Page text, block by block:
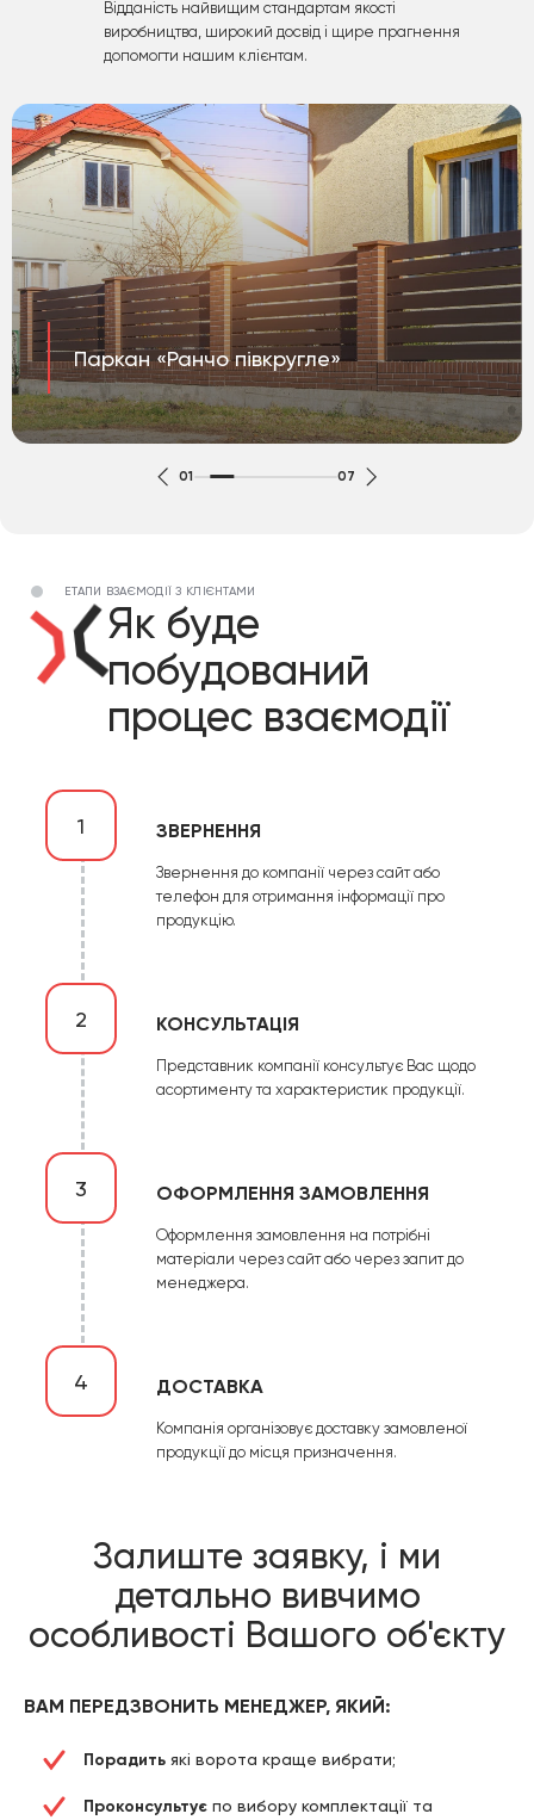
Відданість найвищим стандартам якості
виробництва, широкий досвід і щире прагнення
допомогти нашим клієнтам.
Паркан «Ранчо півкругле»
01 07
ЕТАПИ ВЗАЄМОДІЇ З КЛІЄНТАМИ
Як буде
побудований
процес взаємодії
1 ЗВЕРНЕННЯ
Звернення до компанії через сайт або
телефон для отримання інформації про
продукцію.
2 КОНСУЛЬТАЦІЯ
Представник компанії консультує Вас щодо
асортименту та характеристик продукції.
3 ОФОРМЛЕННЯ ЗАМОВЛЕННЯ
Оформлення замовлення на потрібні
матеріали через сайт або через запит до
менеджера.
4 ДОСТАВКА
Компанія організовує доставку замовленої
продукції до місця призначення.
Залиште заявку, і ми
детально вивчимо
особливості Вашого об'єкту
ВАМ ПЕРЕДЗВОНИТЬ МЕНЕДЖЕР, ЯКИЙ:
Порадить які ворота краще вибрати;
Проконсультує по вибору комплектації та